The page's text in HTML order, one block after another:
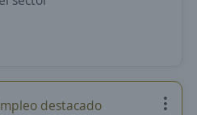
destacado